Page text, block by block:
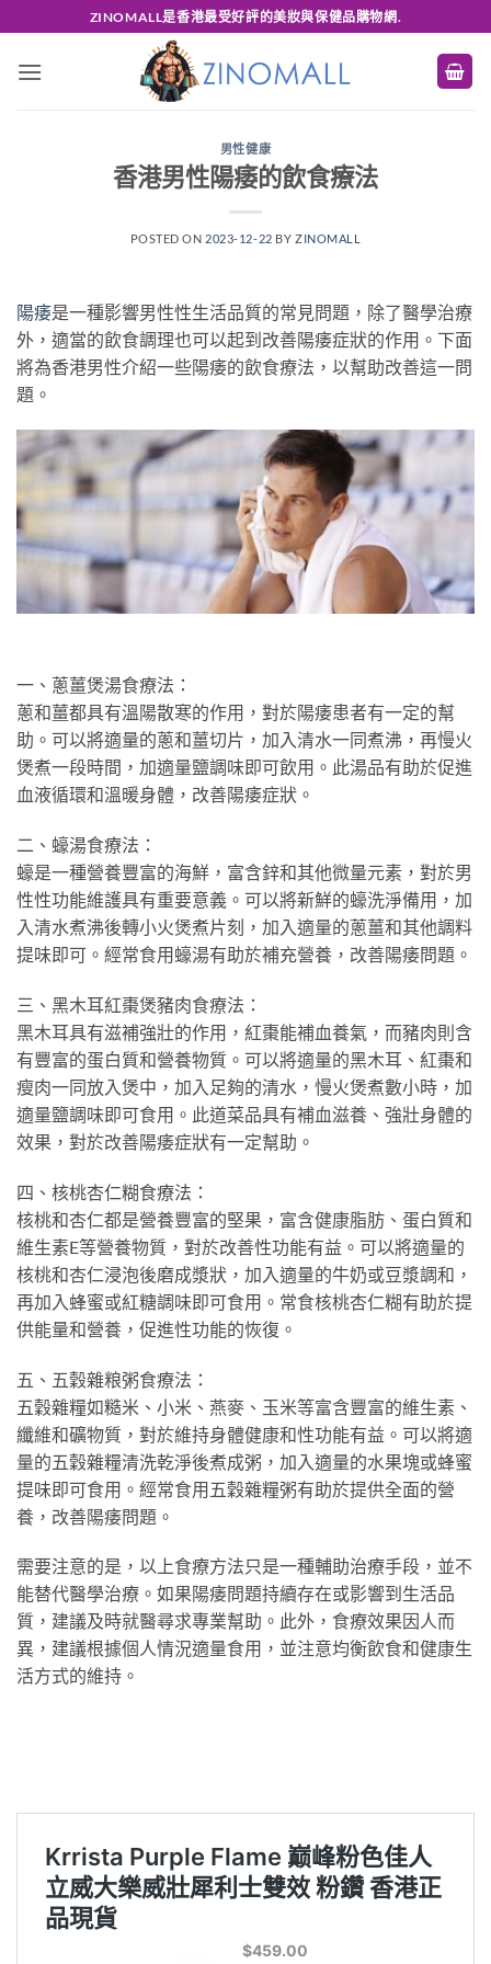
to
content
ZINOMALL是香港最受好評的美妝與保健品購物網.
男性健康
香港男性陽痿的飲食療法
POSTED ON 2023-12-22 BY ZINOMALL
陽痿是一種影響男性性生活品質的常見問題，除了醫學治療
外，適當的飲食調理也可以起到改善陽痿症狀的作用。下面
將為香港男性介紹一些陽痿的飲食療法，以幫助改善這一問
題。
一、蔥薑煲湯食療法：
蔥和薑都具有溫陽散寒的作用，對於陽痿患者有一定的幫
助。可以將適量的蔥和薑切片，加入清水一同煮沸，再慢火
煲煮一段時間，加適量鹽調味即可飲用。此湯品有助於促進
血液循環和溫暖身體，改善陽痿症狀。
二、蠔湯食療法：
蠔是一種營養豐富的海鮮，富含鋅和其他微量元素，對於男
性性功能維護具有重要意義。可以將新鮮的蠔洗淨備用，加
入清水煮沸後轉小火煲煮片刻，加入適量的蔥薑和其他調料
提味即可。經常食用蠔湯有助於補充營養，改善陽痿問題。
三、黑木耳紅棗煲豬肉食療法：
黑木耳具有滋補強壯的作用，紅棗能補血養氣，而豬肉則含
有豐富的蛋白質和營養物質。可以將適量的黑木耳、紅棗和
瘦肉一同放入煲中，加入足夠的清水，慢火煲煮數小時，加
適量鹽調味即可食用。此道菜品具有補血滋養、強壯身體的
效果，對於改善陽痿症狀有一定幫助。
四、核桃杏仁糊食療法：
核桃和杏仁都是營養豐富的堅果，富含健康脂肪、蛋白質和
維生素E等營養物質，對於改善性功能有益。可以將適量的
核桃和杏仁浸泡後磨成漿狀，加入適量的牛奶或豆漿調和，
再加入蜂蜜或紅糖調味即可食用。常食核桃杏仁糊有助於提
供能量和營養，促進性功能的恢復。
五、五穀雜粮粥食療法：
五穀雜糧如糙米、小米、燕麥、玉米等富含豐富的維生素、
纖維和礦物質，對於維持身體健康和性功能有益。可以將適
量的五穀雜糧清洗乾淨後煮成粥，加入適量的水果塊或蜂蜜
提味即可食用。經常食用五穀雜糧粥有助於提供全面的營
養，改善陽痿問題。
需要注意的是，以上食療方法只是一種輔助治療手段，並不
能替代醫學治療。如果陽痿問題持續存在或影響到生活品
質，建議及時就醫尋求專業幫助。此外，食療效果因人而
異，建議根據個人情況適量食用，並注意均衡飲食和健康生
活方式的維持。